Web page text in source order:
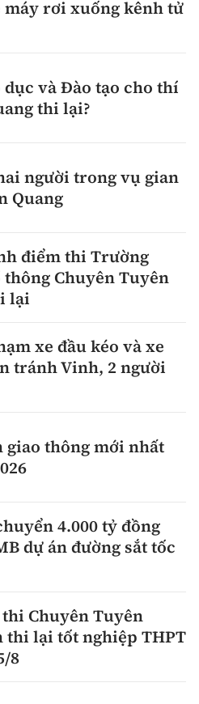
máy rơi xuống kênh tử
dục và Đào tạo cho thí
thi lại?
người trong vụ gian
Quang
điểm thi Trường
Chuyên Tuyên
lại
xe đầu kéo và xe
tránh Vinh, 2 người
giao thông mới nhất
4.000 tỷ đồng
dự án đường sắt tốc
Chuyên Tuyên
thi lại tốt nghiệp THPT
8